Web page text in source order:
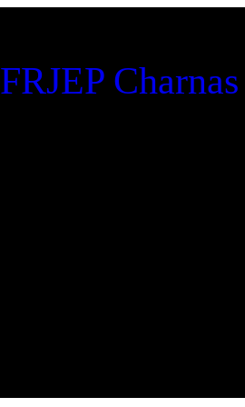
FRJEP Charnas